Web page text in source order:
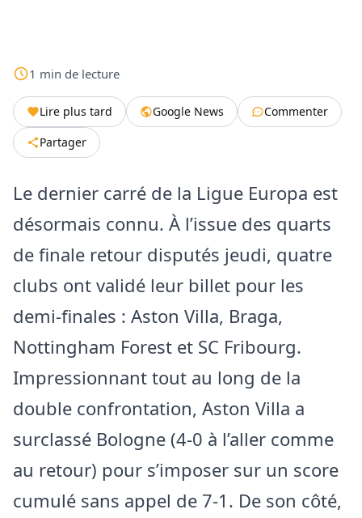
1 min de lecture
Lire plus tard Google News
Commenter
Partager
Le dernier carré de la Ligue Europa est
désormais connu. À l’issue des quarts
de finale retour disputés jeudi, quatre
clubs ont validé leur billet pour les
demi-finales : Aston Villa, Braga,
Nottingham Forest et SC Fribourg.
Impressionnant tout au long de la
double confrontation, Aston Villa a
surclassé Bologne (4-0 à l’aller comme
au retour) pour s’imposer sur un score
cumulé sans appel de 7-1. De son côté,